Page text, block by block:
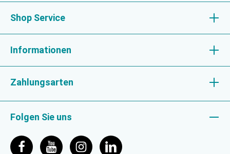
Shop Service
Informationen
Zahlungsarten
Folgen Sie uns